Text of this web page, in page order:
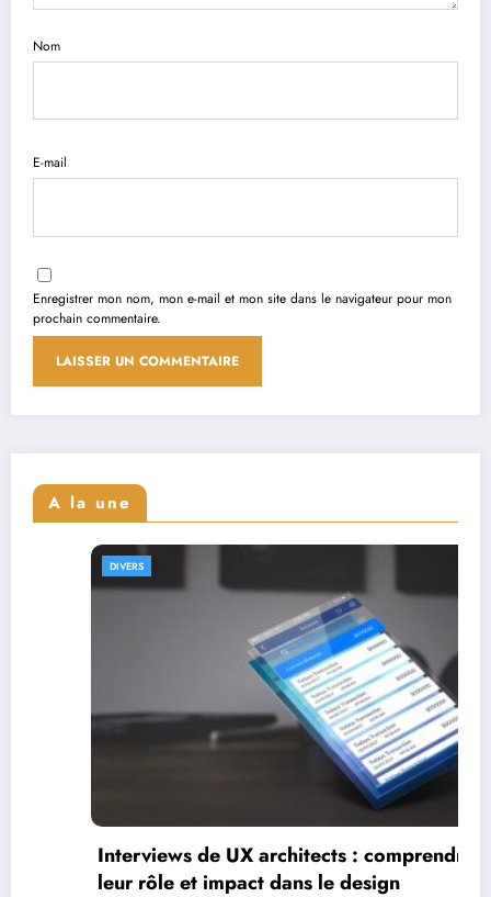
Nom
E-mail
Enregistrer mon nom, mon e-mail et mon site dans le navigateur pour mon
prochain commentaire.
A la une
architects : comprendre
dans le design
Interviews de
leur parcours